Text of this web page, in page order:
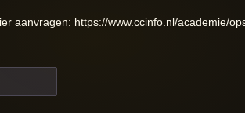
aanvragen: https://www.ccinfo.nl/academie/